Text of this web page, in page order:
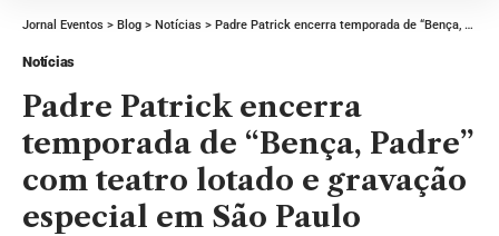
Jornal Eventos > Blog > Notícias > Padre Patrick encerra temporada de “Bença, Padre” com teatro lotado e gravação especial em São Paulo
Notícias
Padre Patrick encerra
temporada de “Bença, Padre”
com teatro lotado e gravação
especial em São Paulo